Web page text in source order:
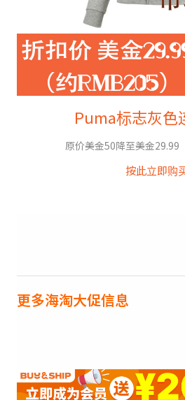
Puma标志灰色
原价美金50降至美金29.99
按此立即购
更多海淘大促信息